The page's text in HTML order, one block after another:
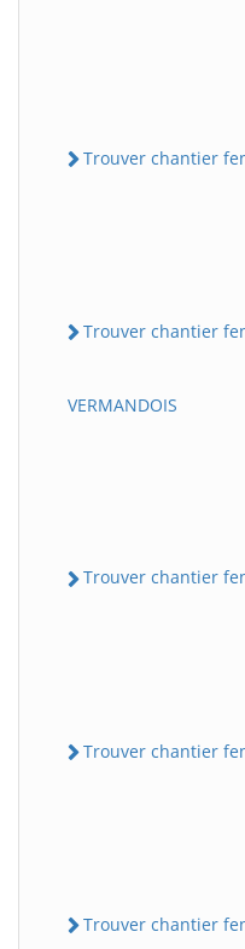
Trouver chantier
Trouver chantier
VERMANDOIS
Trouver chantier
Trouver chantier
Trouver chantier